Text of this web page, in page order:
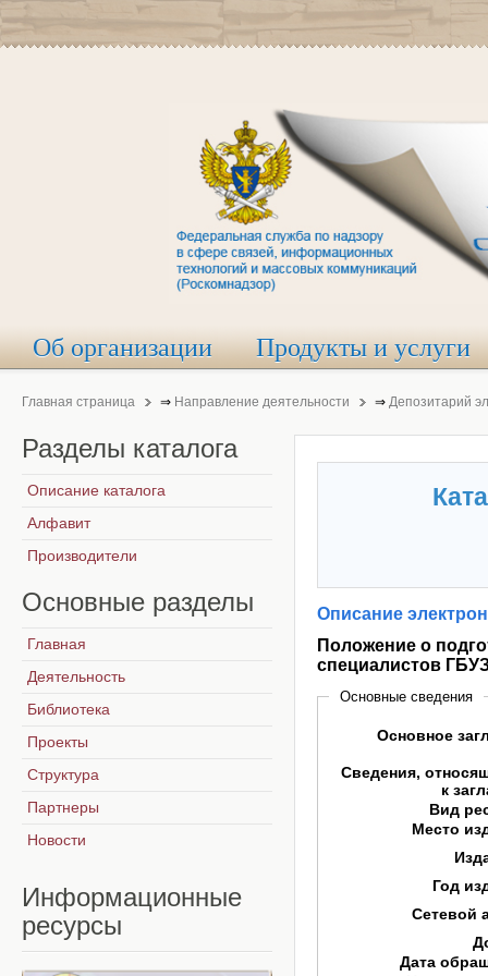
Об организации Продукты и услуги
Главная страница ⇒ Направление деятельности ⇒ Депозитарий
Описание
Положение о
специалистов
Основные сведения
Основное
Сведения,
к
Вид
Место
Год
Сетевой
Дата
Разделы каталога
Описание каталога
Алфавит
Производители
Основные разделы
Главная
Деятельность
Библиотека
Проекты
Структура
Партнеры
Новости
Информационные
ресурсы